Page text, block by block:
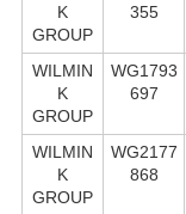
K
GROUP
355
WILMIN
K
GROUP
WG1793
697
WILMIN
K
GROUP
WG2177
868